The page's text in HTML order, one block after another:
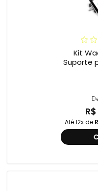
Kit
Suporte
Até 12x de